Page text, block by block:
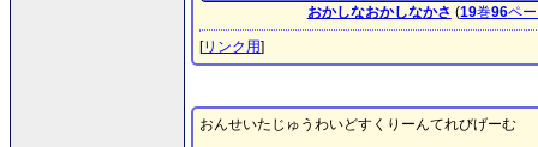
おかしなおかしなかさ (19巻96ペ
[リンク用]
おんせいたじゅうわいどすくりーんてれびげーむ